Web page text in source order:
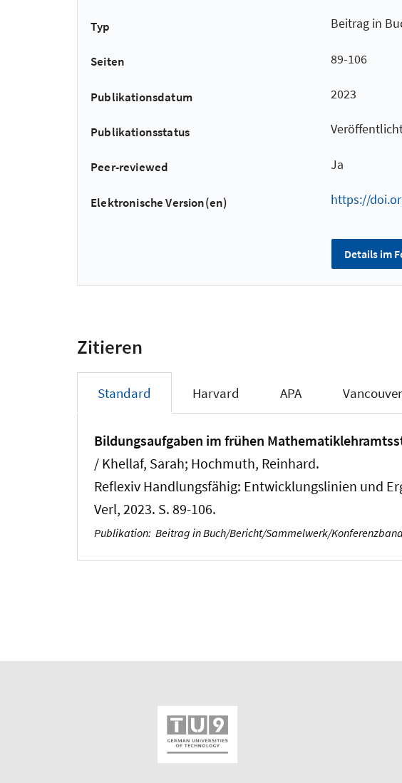
Typ Beitrag in
Seiten 89-106
Publikationsdatum 2023
Publikationsstatus
Peer-reviewed Ja
Elektronische Version(en) https://
Details im
Zitieren
Standard Harvard APA Vancouver
Bildungsaufgaben im frühen
/ Khellaf, Sarah; Hochmuth, Reinhard.
Reflexiv Handlungsfähig: Entwicklungslinien und
Verl, 2023. S. 89-106.
Publikation: Beitrag in Buch/Bericht/Sammelwerk/